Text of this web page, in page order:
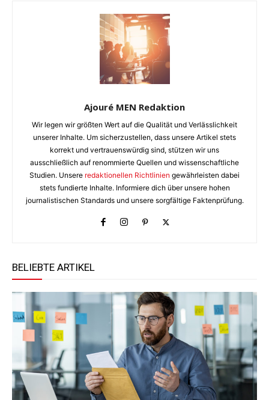
Ajouré MEN Redaktion
Wir legen wir größten Wert auf die Qualität und Verlässlichkeit
unserer Inhalte. Um sicherzustellen, dass unsere Artikel stets
korrekt und vertrauenswürdig sind, stützen wir uns
ausschließlich auf renommierte Quellen und wissenschaftliche
Studien. Unsere redaktionellen Richtlinien gewährleisten dabei
stets fundierte Inhalte. Informiere dich über unsere hohen
journalistischen Standards und unsere sorgfältige Faktenprüfung.
BELIEBTE ARTIKEL